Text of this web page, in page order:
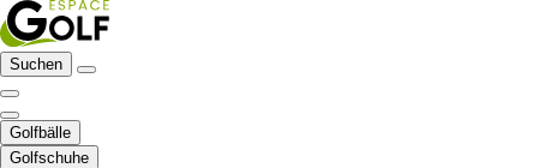
Suchen
Golfbälle
Golfschuhe